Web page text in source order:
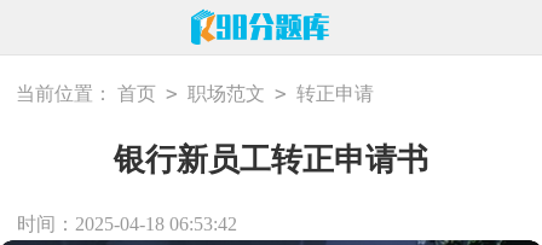
当前位置： 首页 > 职场范文 > 转正申请
银行新员工转正申请书
时间：2025-04-18 06:53:42